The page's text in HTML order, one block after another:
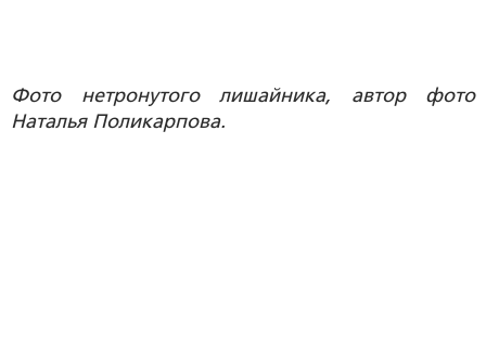
Фото нетронутого лишайника, автор фото
Наталья Поликарпова.